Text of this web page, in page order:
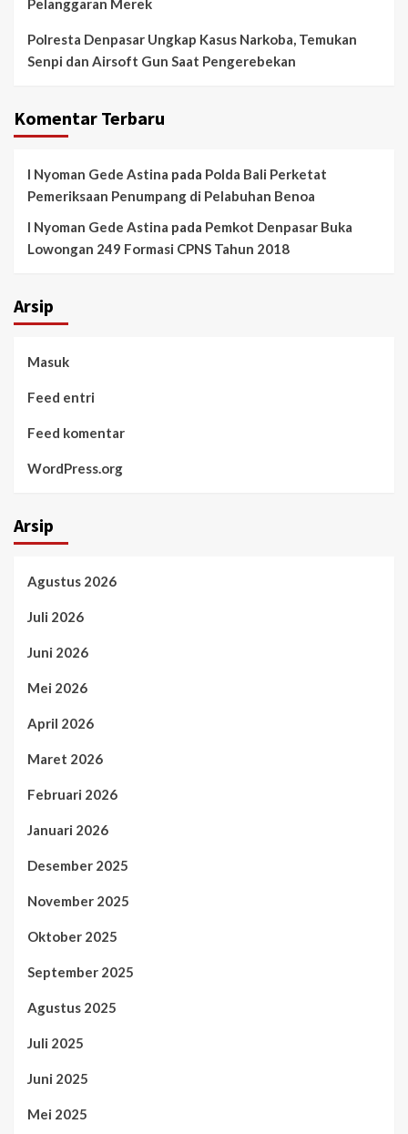
Pelanggaran Merek
Polresta Denpasar Ungkap Kasus Narkoba, Temukan
Senpi dan Airsoft Gun Saat Pengerebekan
Komentar Terbaru
I Nyoman Gede Astina pada Polda Bali Perketat
Pemeriksaan Penumpang di Pelabuhan Benoa
I Nyoman Gede Astina pada Pemkot Denpasar Buka
Lowongan 249 Formasi CPNS Tahun 2018
Arsip
Masuk
Feed entri
Feed komentar
WordPress.org
Arsip
Agustus 2026
Juli 2026
Juni 2026
Mei 2026
April 2026
Maret 2026
Februari 2026
Januari 2026
Desember 2025
November 2025
Oktober 2025
September 2025
Agustus 2025
Juli 2025
Juni 2025
Mei 2025